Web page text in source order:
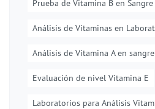
Prueba de Vitamina B en Sangre
Análisis de Vitaminas en
Análisis de Vitamina A en sangre
Evaluación de nivel Vitamina E
Laboratorios para Análisis